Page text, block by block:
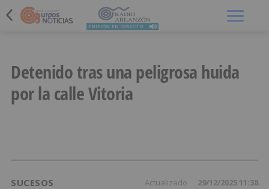
Detenido tras una peligrosa huida
por la calle Vitoria
SUCESOS Actualizado 29/12/2025 11:38